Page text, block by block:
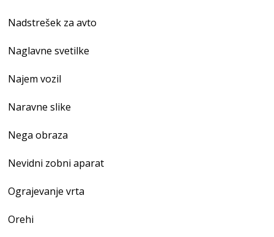
Nadstrešek za avto
Naglavne svetilke
Najem vozil
Naravne slike
Nega obraza
Nevidni zobni aparat
Ograjevanje vrta
Orehi